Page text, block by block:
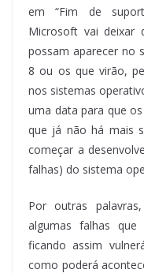
em “Fim de
Microsoft vai deixar
possam aparecer no
8 ou os que virão,
nos sistemas
uma data para que
que já não há mais
começar a
falhas) do sistema
Por outras
algumas falhas
ficando assim
como poderá